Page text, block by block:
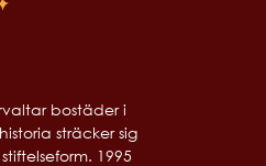
bostäder i
sträcker sig
1995